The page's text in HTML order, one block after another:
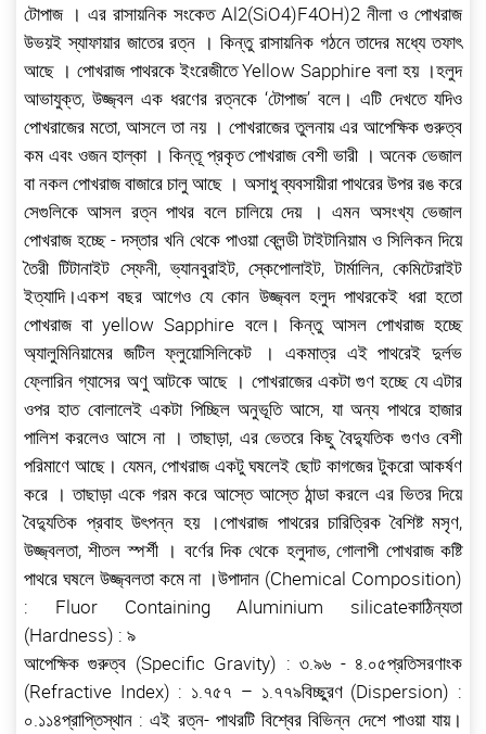
টোপাজ । এর রাসায়নিক সংকেত Al2(SiO4)F4OH)2 নীলা ও পোখরাজ
উভয়ই স্যাফায়ার জাতের রত্ন । কিন্তু রাসায়নিক গঠনে তাদের মধ্যে তফাৎ
আছে । পোখরাজ পাথরকে ইংরেজীতে Yellow Sapphire বলা হয় ।হলুদ
আভাযুক্ত, উজ্জ্বল এক ধরণের রত্নকে ‘টোপাজ’ বলে। এটি দেখতে যদিও
পোখরাজের মতো, আসলে তা নয় । পোখরাজের তুলনায় এর আপেক্ষিক গুরুত্ব
কম এবং ওজন হাল্কা । কিন্তূ প্রকৃত পোখরাজ বেশী ভারী । অনেক ভেজাল
বা নকল পোখরাজ বাজারে চালু আছে । অসাধু ব্যবসায়ীরা পাথরের উপর রঙ করে
সেগুলিকে আসল রত্ন পাথর বলে চালিয়ে দেয় । এমন অসংখ্য ভেজাল
পোখরাজ হচ্ছে - দস্তার খনি থেকে পাওয়া ব্লেন্ডী টাইটানিয়াম ও সিলিকন দিয়ে
তৈরী টিটানাইট স্ফেনী, ভ্যানবুরাইট, স্কেপোলাইট, টার্মালিন, কেমিটেরাইট
ইত্যাদি।একশ বছর আগেও যে কোন উজ্জ্বল হলুদ পাথরকেই ধরা হতো
পোখরাজ বা yellow Sapphire বলে। কিন্তু আসল পোখরাজ হচ্ছে
অ্যালুমিনিয়ামের জটিল ফ্লুয়োসিলিকেট । একমাত্র এই পাথরেই দুর্লভ
ফ্লোরিন গ্যাসের অণু আটকে আছে । পোখরাজের একটা গুণ হচ্ছে যে এটার
ওপর হাত বোলালেই একটা পিচ্ছিল অনুভূতি আসে, যা অন্য পাথরে হাজার
পালিশ করলেও আসে না । তাছাড়া, এর ভেতরে কিছু বৈদ্যুতিক গুণও বেশী
পরিমাণে আছে। যেমন, পোখরাজ একটু ঘষলেই ছোট কাগজের টুকরো আকর্ষণ
করে । তাছাড়া একে গরম করে আস্তে আস্তে ঠান্ডা করলে এর ভিতর দিয়ে
বৈদ্যুতিক প্রবাহ উৎপন্ন হয় ।পোখরাজ পাথরের চারিত্রিক বৈশিষ্ট মসৃণ,
উজ্জ্বলতা, শীতল স্পর্শী । বর্ণের দিক থেকে হলুদাভ, গোলাপী পোখরাজ কষ্টি
পাথরে ঘষলে উজ্জ্বলতা কমে না ।উপাদান (Chemical Composition)
: Fluor Containing Aluminium silicateকাঠিন্যতা
(Hardness) : ৯
আপেক্ষিক গুরুত্ব (Specific Gravity) : ৩.৯৬ - ৪.০৫প্রতিসরণাংক
(Refractive Index) : ১.৭৫৭ – ১.৭৭৯বিচ্ছুরণ (Dispersion) :
০.১১৪প্রাপ্তিস্থান : এই রত্ন- পাথরটি বিশ্বের বিভিন্ন দেশে পাওয়া যায়।